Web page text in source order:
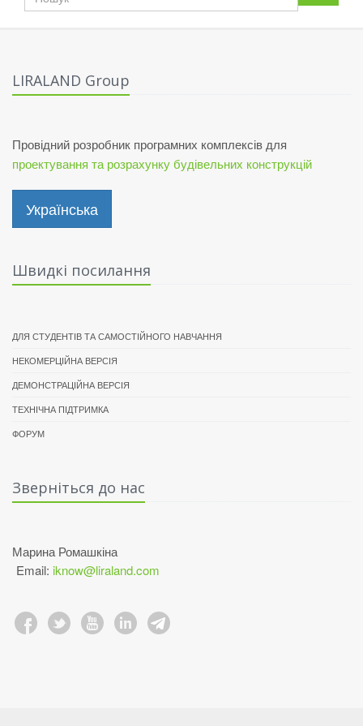
LIRALAND Group
Провідний розробник програмних комплексів для
проектування та розрахунку будівельних конструкцій
Українська
Швидкі посилання
ДЛЯ СТУДЕНТІВ ТА САМОСТІЙНОГО НАВЧАННЯ
НЕКОМЕРЦІЙНА ВЕРСІЯ
ДЕМОНСТРАЦІЙНА ВЕРСІЯ
ТЕХНІЧНА ПІДТРИМКА
ФОРУМ
Зверніться до нас
Марина Ромашкіна
Email: iknow@liraland.com